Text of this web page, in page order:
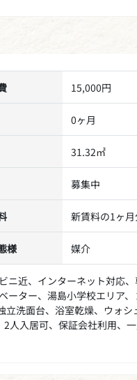
15,000円
0ヶ月
31.32㎡
募集中
新賃料の1ヶ
様 媒介
近、インターネット対応
ター、湯島小学校エリア
洗面台、浴室乾燥、ウォ
人入居可、保証会社利用、